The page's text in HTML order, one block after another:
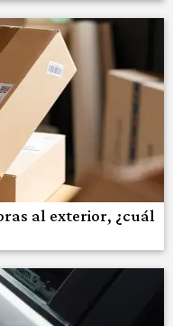
al exterior, ¿cuál